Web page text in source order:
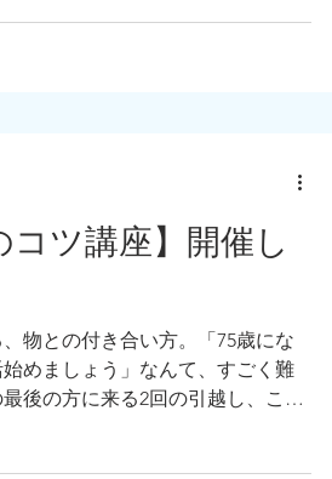
コツ講座】開催し
物との付き合い方。「75歳にな
めましょう」なんて、すごく難
後の方に来る2回の引越し、この